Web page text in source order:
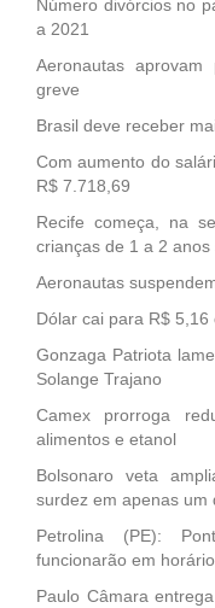
Número divórcios no
a 2021
Aeronautas
greve
Brasil deve receber
Com aumento do
R$ 7.718,69
Recife começa, na
crianças de 1 a 2
Aeronautas
Dólar cai para R$
Gonzaga Patriota
Solange Trajano
Camex prorroga
alimentos e etanol
Bolsonaro veta
surdez em apenas um
Petrolina (PE):
funcionarão em
Paulo Câmara